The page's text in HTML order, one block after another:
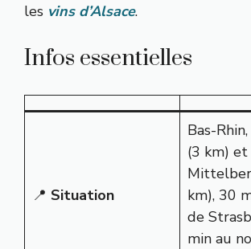
les vins d’Alsace.
Infos essentielles
📍 Situation
Bas-
(3 km) et
km), 30
de
min au